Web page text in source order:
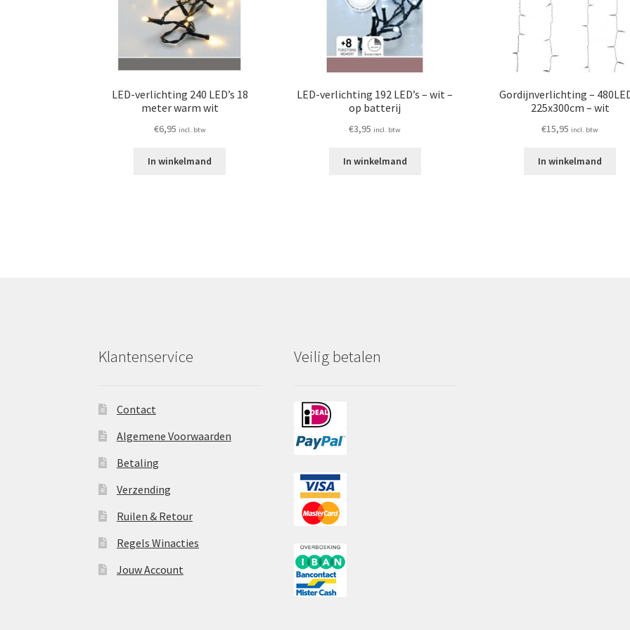
LED-verlichting 240 LED’s 18
meter warm wit
€6,95 incl. btw
In winkelmand
LED-verlichting 192 LED’s – wit –
op batterij
€3,95 incl. btw
In winkelmand
Gordijnverlichting –
225x300cm – wit
€15,95 incl. btw
In winkelmand
Klantenservice
Contact
Algemene Voorwaarden
Betaling
Verzending
Ruilen & Retour
Regels Winacties
Jouw Account
Veilig betalen